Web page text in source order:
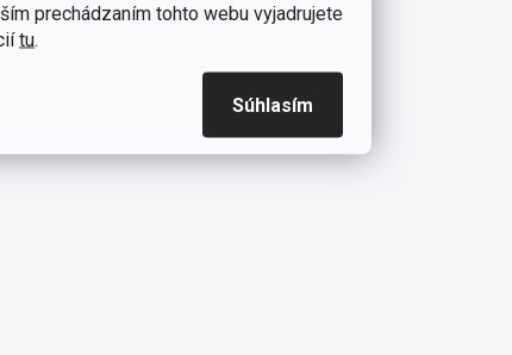
prechádzaním tohto webu vyjadrujete
tu.
Súhlasím